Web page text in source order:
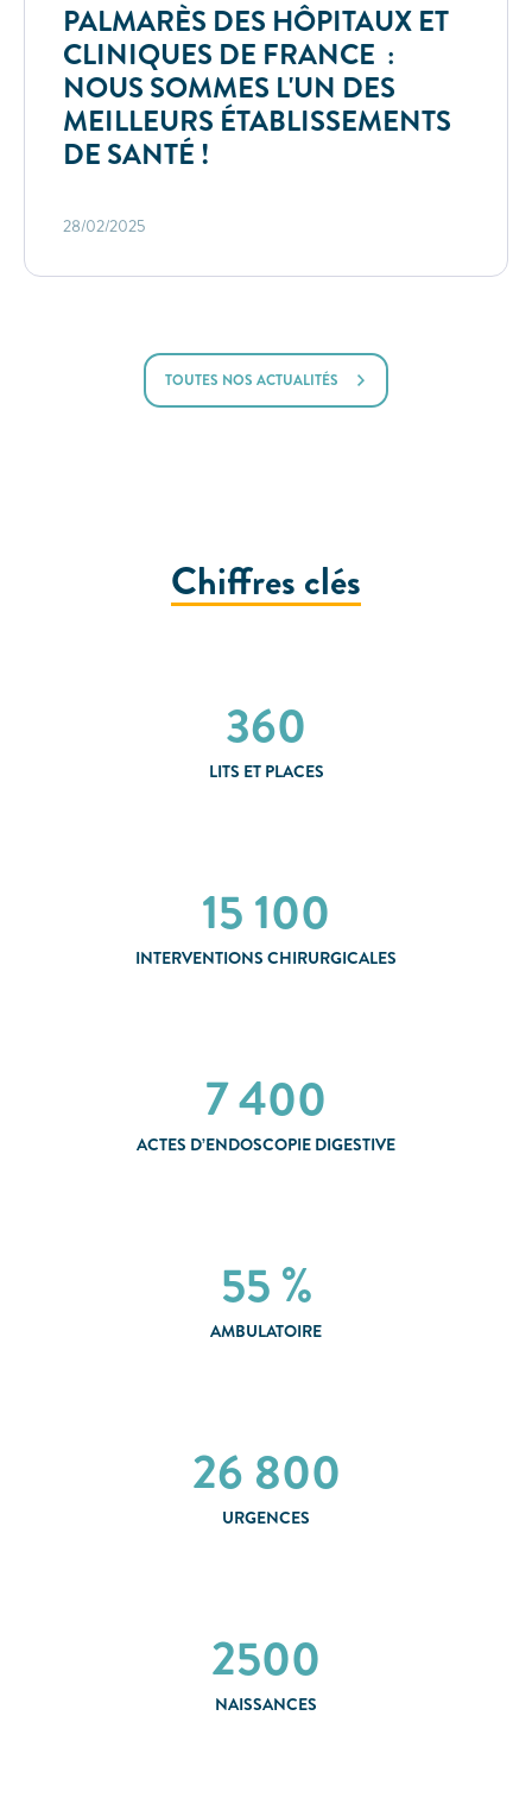
PALMARÈS DES HÔPITAUX ET
CLINIQUES DE FRANCE :
NOUS SOMMES L'UN DES
MEILLEURS ÉTABLISSEMENTS
DE SANTÉ !
28/02/2025
TOUTES NOS ACTUALITÉS
Chiffres clés
360
LITS ET PLACES
15 100
INTERVENTIONS CHIRURGICALES
7 400
ACTES D’ENDOSCOPIE DIGESTIVE
55 %
AMBULATOIRE
26 800
URGENCES
2500
NAISSANCES